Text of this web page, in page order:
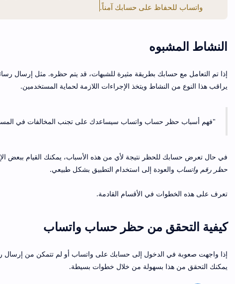
واتساب للحفاظ على حسابك آمناً.
النشاط المشبوه
إذا تم التعامل مع حسابك بطريقة مثيرة للشبهات، قد يتم حظره. مثل إرسال
يراقب هذا النوع من النشاط ويتخذ الإجراءات اللازمة لحماية المستخدمين.
"فهم أسباب حظر حساب واتساب سيساعدك على تجنب المخالفات في
في حال تعرض حسابك للحظر نتيجة لأي من هذه الأسباب، يمكنك القيام ببعض
حظر رقم واتساب والعودة إلى استخدام التطبيق بشكل طبيعي.
تعرف على هذه الخطوات في الأقسام القادمة.
كيفية التحقق من حظر حساب واتساب
إذا واجهت صعوبة في الدخول إلى حسابك على واتساب أو لم تتمكن من
يمكنك التحقق من هذا بسهولة من خلال خطوات بسيطة.